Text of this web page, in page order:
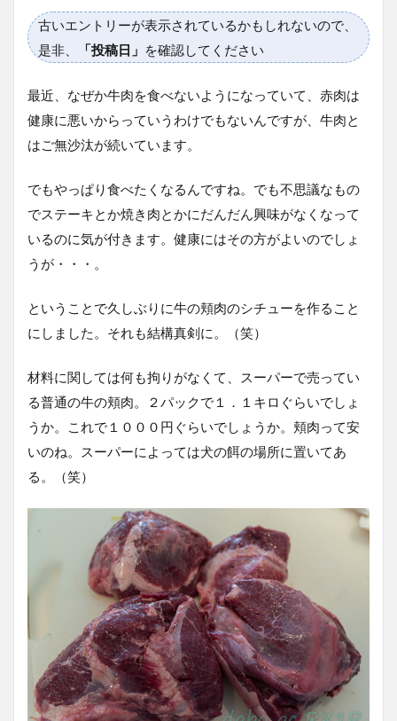
古いエントリーが表示されているかもしれないので、
是非、
「投稿日」 を確認してください
最近、なぜか牛肉を食べないようになっていて、赤肉は
健康に悪いからっていうわけでもないんですが、牛肉と
はご無沙汰が続いています。
でもやっぱり食べたくなるんですね。でも不思議なもの
でステーキとか焼き肉とかにだんだん興味がなくなって
いるのに気が付きます。健康にはその方がよいのでしょ
うが・・・。
ということで久しぶりに牛の頬肉のシチューを作ること
にしました。それも結構真剣に。（笑）
材料に関しては何も拘りがなくて、スーパーで売ってい
る普通の牛の頬肉。２パックで１．１キロぐらいでしょ
うか。これで１０００円ぐらいでしょうか。頬肉って安
いのね。スーパーによっては犬の餌の場所に置いてあ
る。（笑）